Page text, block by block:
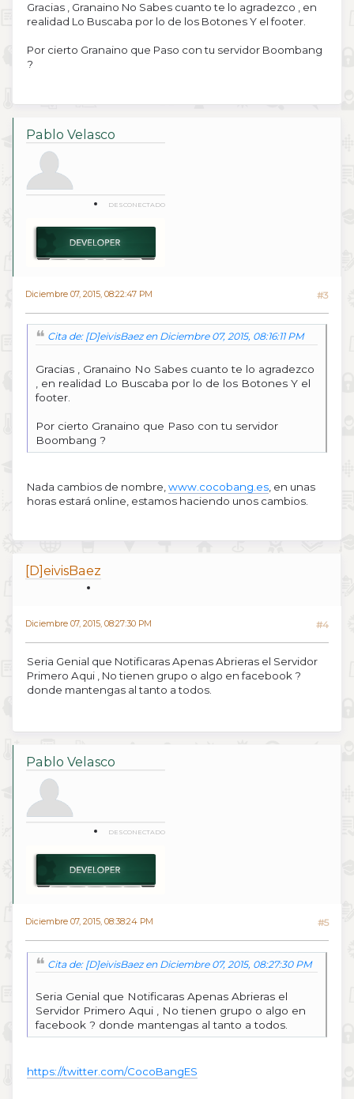
Gracias , Granaino No Sabes cuanto te lo agradezco , en
realidad Lo Buscaba por lo de los Botones Y el footer.
Por cierto Granaino que Paso con tu servidor Boombang
?
Pablo Velasco
DESCONECTADO
Diciembre 07, 2015, 08:22:47 PM #3
Cita de: [D]eivisBaez en Diciembre 07, 2015, 08:16:11 PM
Gracias , Granaino No Sabes cuanto te lo agradezco
, en realidad Lo Buscaba por lo de los Botones Y el
footer.
Por cierto Granaino que Paso con tu servidor
Boombang ?
Nada cambios de nombre, www.cocobang.es , en unas
horas estará online, estamos haciendo unos cambios.
[D]eivisBaez
Diciembre 07, 2015, 08:27:30 PM #4
Seria Genial que Notificaras Apenas Abrieras el Servidor
Primero Aqui , No tienen grupo o algo en facebook ?
donde mantengas al tanto a todos.
Pablo Velasco
DESCONECTADO
Diciembre 07, 2015, 08:38:24 PM #5
Cita de: [D]eivisBaez en Diciembre 07, 2015, 08:27:30 PM
Seria Genial que Notificaras Apenas Abrieras el
Servidor Primero Aqui , No tienen grupo o algo en
facebook ? donde mantengas al tanto a todos.
https://twitter.com/CocoBangES